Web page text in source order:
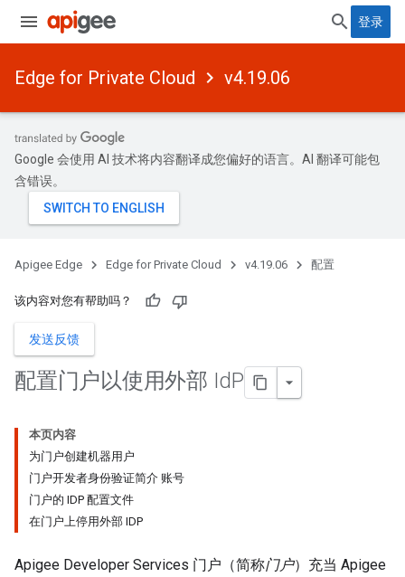
登录
Edge for Private Cloud v4.19.06
Google 会使用 AI 技术将内容翻译成您偏好的语言。AI 翻译可能包
含错误。
Apigee Edge Edge for Private Cloud v4.19.06 配置
该内容对您有帮助吗？
发送反馈
配置门户以使用外部 IdP
本页内容
为门户创建机器用户
门户开发者身份验证简介 账号
门户的 IDP 配置文件
在门户上停用外部 IDP
Apigee Developer Services 门户（简称门户）充当 Apigee